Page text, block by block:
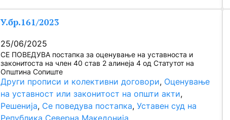
У.бр.161/2023
25/06/2025
СЕ ПОВЕДУВА постапка за оценување на уставноста и
законитоста на член 40 став 2 алинеја 4 од Статутот на
Општина Сопиште
Други прописи и колективни договори, Оценување
на уставност или законитост на општи акти ,
Решенија, Се поведува постапка, Уставен суд на